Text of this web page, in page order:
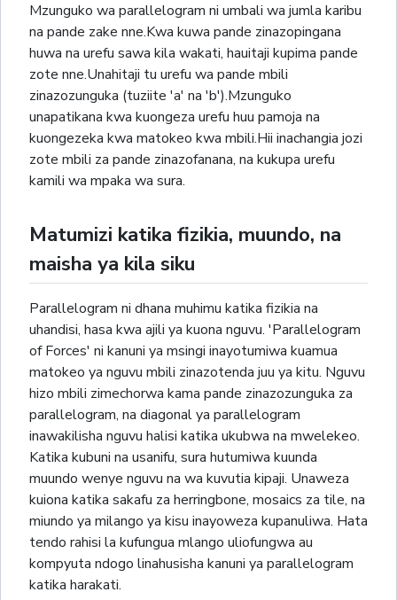
Mzunguko wa parallelogram ni umbali wa jumla karibu
na pande zake nne.Kwa kuwa pande zinazopingana
huwa na urefu sawa kila wakati, hauitaji kupima pande
zote nne.Unahitaji tu urefu wa pande mbili
zinazozunguka (tuziite 'a' na 'b').Mzunguko
unapatikana kwa kuongeza urefu huu pamoja na
kuongezeka kwa matokeo kwa mbili.Hii inachangia jozi
zote mbili za pande zinazofanana, na kukupa urefu
kamili wa mpaka wa sura.
Matumizi katika fizikia, muundo, na
maisha ya kila siku
Parallelogram ni dhana muhimu katika fizikia na
uhandisi, hasa kwa ajili ya kuona nguvu. 'Parallelogram
of Forces' ni kanuni ya msingi inayotumiwa kuamua
matokeo ya nguvu mbili zinazotenda juu ya kitu. Nguvu
hizo mbili zimechorwa kama pande zinazozunguka za
parallelogram, na diagonal ya parallelogram
inawakilisha nguvu halisi katika ukubwa na mwelekeo.
Katika kubuni na usanifu, sura hutumiwa kuunda
muundo wenye nguvu na wa kuvutia kipaji. Unaweza
kuiona katika sakafu za herringbone, mosaics za tile, na
miundo ya milango ya kisu inayoweza kupanuliwa. Hata
tendo rahisi la kufungua mlango uliofungwa au
kompyuta ndogo linahusisha kanuni ya parallelogram
katika harakati.